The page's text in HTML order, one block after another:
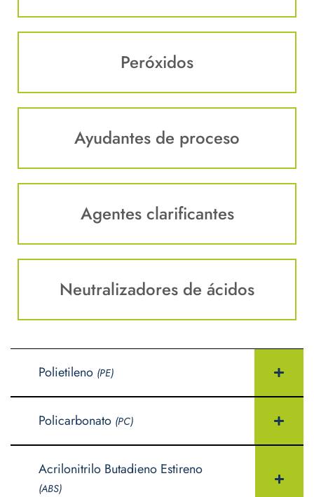
Peróxidos
Ayudantes de proceso
Agentes clarificantes
Neutralizadores de ácidos
Polietileno (PE)
Policarbonato (PC)
Acrilonitrilo Butadieno Estireno
(ABS)